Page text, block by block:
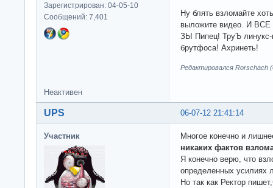
Зарегистрирован: 04-05-10
Сообщений: 7,401
Ну блять взломайте
выложите видео. И ВСЕ
ЗЫ Пипец! ТруЪ линукс-
брутфоса! Ахринеть!
Редактировался Rorschach
Неактивен
06-07-12 21:41:14
UPS
Участник
Многое конечно и
никаких фактов
Я конечно верю, что
определенных усилиях
Но так как Ректор